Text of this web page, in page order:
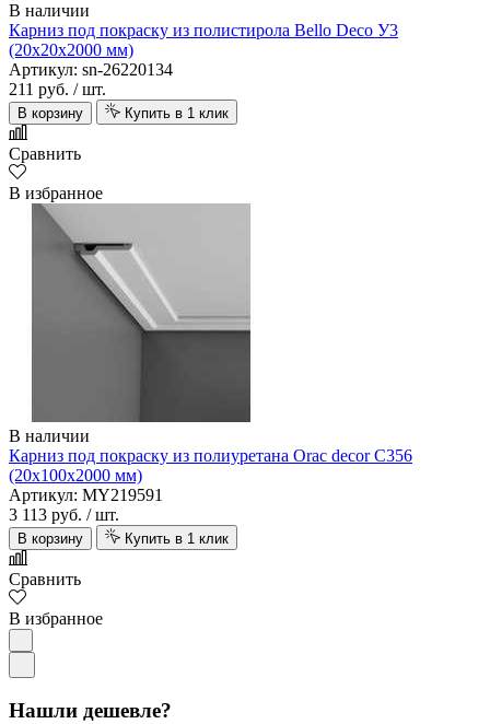
В наличии
Карниз под покраску из полистирола Bello Deco У3
(20х20х2000 мм)
Артикул: sn-26220134
211 руб. / шт.
В корзину Купить в 1 клик
Сравнить
В избранное
В наличии
Карниз под покраску из полиуретана Orac decor C356
(20х100х2000 мм)
Артикул: MY219591
3 113 руб. / шт.
В корзину Купить в 1 клик
Сравнить
В избранное
Нашли дешевле?